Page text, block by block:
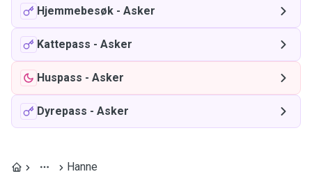
Hjemmebesøk - Asker
Kattepass - Asker
Huspass - Asker
Dyrepass - Asker
Hanne